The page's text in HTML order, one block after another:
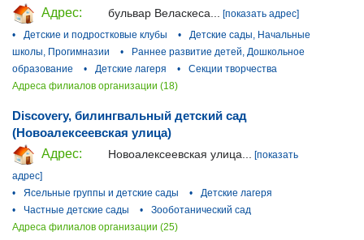
Адрес:
бульвар Веласкеса... [показать адрес]
•
Детские и подростковые клубы •
Детские сады, Начальные
школы, Прогимназии
•
Раннее развитие детей, Дошкольное
образование
• Детские лагеря •
Секции творчества
Адреса филиалов организации (18)
Discovery, билингвальный детский сад
(Новоалексеевская улица)
Адрес:
Новоалексеевская улица...
[показать
адрес]
•
Ясельные группы и детские сады •
Детские лагеря
•
Частные детские сады •
Зооботанический сад
Адреса филиалов организации (25)